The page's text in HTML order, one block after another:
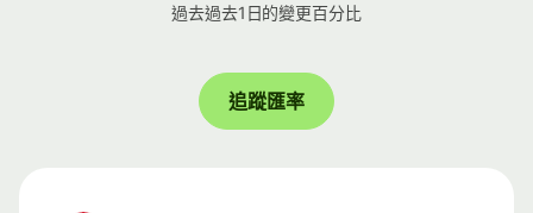
過去過去1日的變更百分比
追蹤匯率